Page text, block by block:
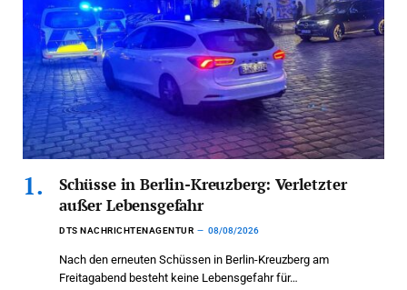
Schüsse in Berlin-Kreuzberg: Verletzter
außer Lebensgefahr
DTS NACHRICHTENAGENTUR 08/08/2026
Nach den erneuten Schüssen in Berlin-Kreuzberg am
Freitagabend besteht keine Lebensgefahr für…